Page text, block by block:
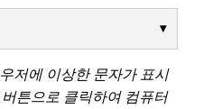
저에 이상한 문자가 표시
튼으로 클릭하여 컴퓨터